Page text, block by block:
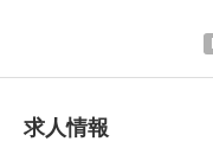
求人情報